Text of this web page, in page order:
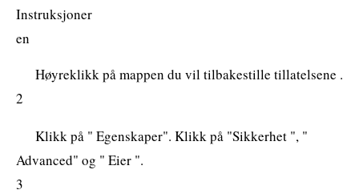
Instruksjoner
en
Høyreklikk på mappen du vil tilbakestille tillatelsene .
2
Klikk på " Egenskaper". Klikk på "Sikkerhet ", "
Advanced" og " Eier ".
3